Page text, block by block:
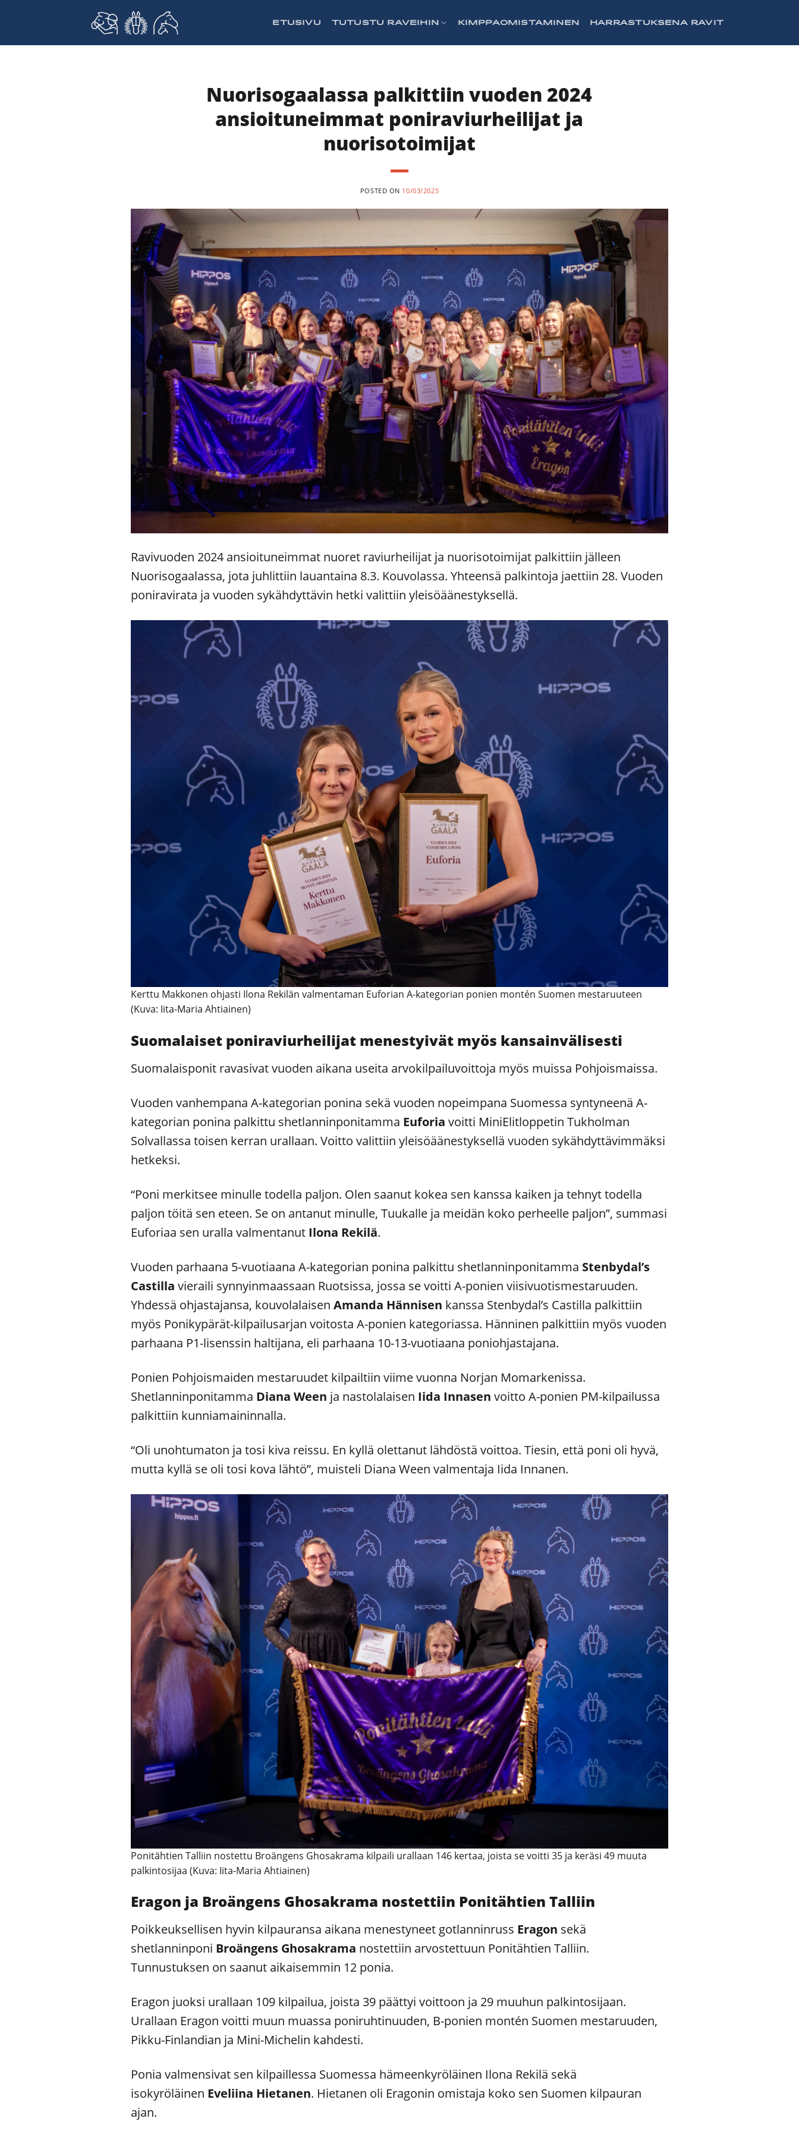
ETUSIVU TUTUSTU RAVEIHIN KIMPPAOMISTAMINEN HARRASTUKSENA RAVIT
Nuorisogaalassa palkittiin vuoden 2024
ansioituneimmat poniraviurheilijat ja
nuorisotoimijat
POSTED ON 10/03/2025
Ravivuoden 2024 ansioituneimmat nuoret raviurheilijat ja nuorisotoimijat palkittiin jälleen
Nuorisogaalassa, jota juhlittiin lauantaina 8.3. Kouvolassa. Yhteensä palkintoja jaettiin 28. Vuoden
poniravirata ja vuoden sykähdyttävin hetki valittiin yleisöäänestyksellä.
Kerttu Makkonen ohjasti Ilona Rekilän valmentaman Euforian A-kategorian ponien montén Suomen mestaruuteen
(Kuva: Iita-Maria Ahtiainen)
Suomalaiset poniraviurheilijat menestyivät myös kansainvälisesti
Suomalaisponit ravasivat vuoden aikana useita arvokilpailuvoittoja myös muissa Pohjoismaissa.
Vuoden vanhempana A-kategorian ponina sekä vuoden nopeimpana Suomessa syntyneenä A-
kategorian ponina palkittu shetlanninponitamma Euforia voitti MiniElitloppetin Tukholman
Solvallassa toisen kerran urallaan. Voitto valittiin yleisöäänestyksellä vuoden sykähdyttävimmäksi
hetkeksi.
“Poni merkitsee minulle todella paljon. Olen saanut kokea sen kanssa kaiken ja tehnyt todella
paljon töitä sen eteen. Se on antanut minulle, Tuukalle ja meidän koko perheelle paljon”, summasi
Euforiaa sen uralla valmentanut Ilona Rekilä.
Vuoden parhaana 5-vuotiaana A-kategorian ponina palkittu shetlanninponitamma Stenbydal’s
Castilla vieraili synnyinmaassaan Ruotsissa, jossa se voitti A-ponien viisivuotismestaruuden.
Yhdessä ohjastajansa, kouvolalaisenAmanda Hännisen kanssa Stenbydal’s Castilla palkittiin
myös Ponikypärät-kilpailusarjan voitosta A-ponien kategoriassa. Hänninen palkittiin myös vuoden
parhaana P1-lisenssin haltijana, eli parhaana 10-13-vuotiaana poniohjastajana.
Ponien Pohjoismaiden mestaruudet kilpailtiin viime vuonna Norjan Momarkenissa.
Shetlanninponitamma Diana Ween ja nastolalaisen Iida Innasen voitto A-ponien PM-kilpailussa
palkittiin kunniamaininnalla.
“Oli unohtumaton ja tosi kiva reissu. En kyllä olettanut lähdöstä voittoa. Tiesin, että poni oli hyvä,
mutta kyllä se oli tosi kova lähtö”, muisteli Diana Ween valmentaja Iida Innanen.
Ponitähtien Talliin nostettu Broängens Ghosakrama kilpaili urallaan 146 kertaa, joista se voitti 35 ja keräsi 49 muuta
palkintosijaa (Kuva: Iita-Maria Ahtiainen)
Eragon ja Broängens Ghosakrama nostettiin Ponitähtien Talliin
Poikkeuksellisen hyvin kilpauransa aikana menestyneet gotlanninruss Eragon sekä
shetlanninponi Broängens Ghosakrama nostettiin arvostettuun Ponitähtien Talliin.
Tunnustuksen on saanut aikaisemmin 12 ponia.
Eragon juoksi urallaan 109 kilpailua, joista 39 päättyi voittoon ja 29 muuhun palkintosijaan.
Urallaan Eragon voitti muun muassa poniruhtinuuden, B-ponien montén Suomen mestaruuden,
Pikku-Finlandian ja Mini-Michelin kahdesti.
Ponia valmensivat sen kilpaillessa Suomessa hämeenkyröläinen Ilona Rekilä sekä
isokyröläinen Eveliina Hietanen. Hietanen oli Eragonin omistaja koko sen Suomen kilpauran
ajan.